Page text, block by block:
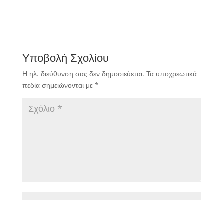
Υποβολή Σχολίου
Η ηλ. διεύθυνση σας δεν δημοσιεύεται. Τα υποχρεωτικά
πεδία σημειώνονται με *